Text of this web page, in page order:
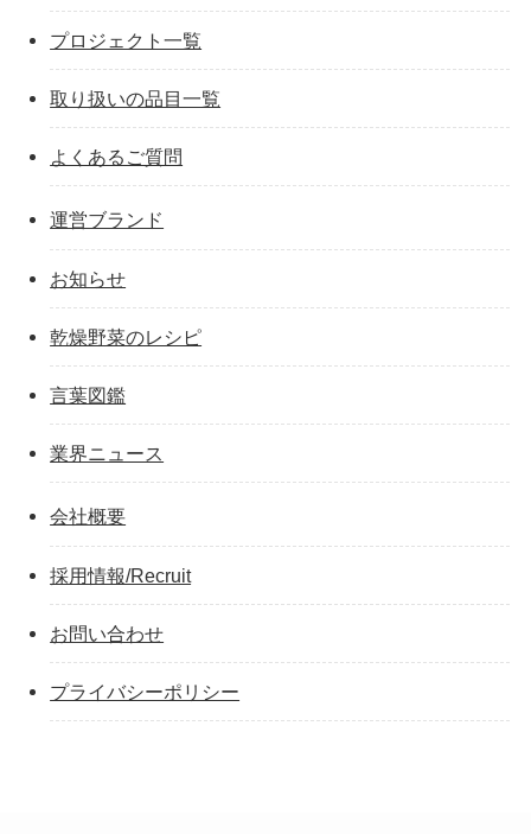
プロジェクト一覧
取り扱いの品目一覧
よくあるご質問
運営ブランド
お知らせ
乾燥野菜のレシピ
言葉図鑑
業界ニュース
会社概要
採用情報/Recruit
お問い合わせ
プライバシーポリシー